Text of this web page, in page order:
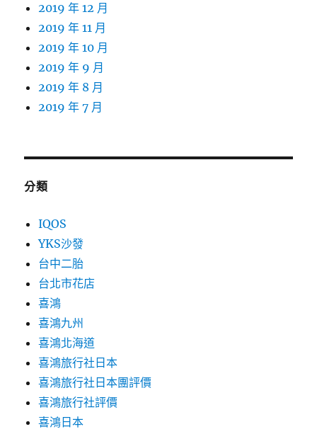
2019 年 12 月
2019 年 11 月
2019 年 10 月
2019 年 9 月
2019 年 8 月
2019 年 7 月
分類
IQOS
YKS沙發
台中二胎
台北市花店
喜鴻
喜鴻九州
喜鴻北海道
喜鴻旅行社日本
喜鴻旅行社日本團評價
喜鴻旅行社評價
喜鴻日本